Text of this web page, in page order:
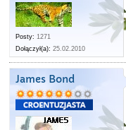
Posty: 1271
Dołączył(a): 25.02.2010
James Bond